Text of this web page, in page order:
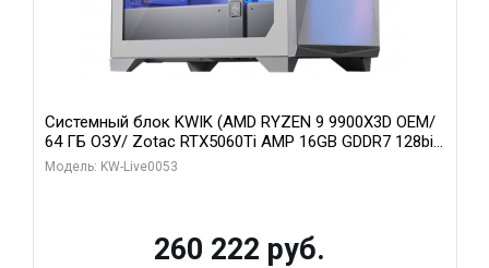
Системный блок KWIK (AMD RYZEN 9 9900X3D OEM/
64 ГБ ОЗУ/ Zotac RTX5060Ti AMP 16GB GDDR7 128bit
3xDP HDMI 2FAN/ 960 ГБ SSD)
Модель: KW-Live0053
260 222 руб.